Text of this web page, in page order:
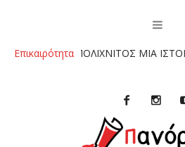
Επικαιρότητα
:”ΠΟΛΙΧΝΙΤΟΣ ΜΙΑ ΙΣΤΟΡΙΑ